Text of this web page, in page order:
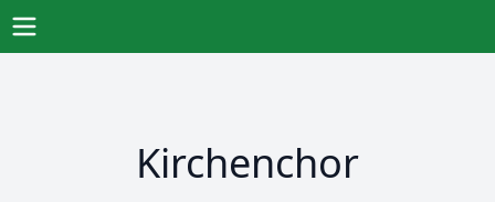
Direkt
zum
Öffne Menu
Kirchenchor